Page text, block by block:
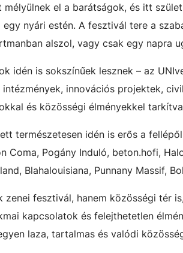
el a barátságok, és itt
nyári estén. A fesztivál tere a
alszol, vagy csak egy napra
idén is sokszínűek lesznek – az
innovációs projektek,
és közösségi élményekkel
természetesen idén is erős a
Coma, Pogány Induló, beton.hofi,
Blahalouisiana, Punnany Massif,
zenei fesztivál, hanem közösségi tér
kapcsolatok és felejthetetlen
laza, tartalmas és valódi